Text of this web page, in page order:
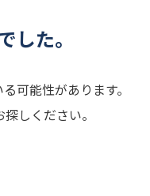
した。
可能性があります。
しください。